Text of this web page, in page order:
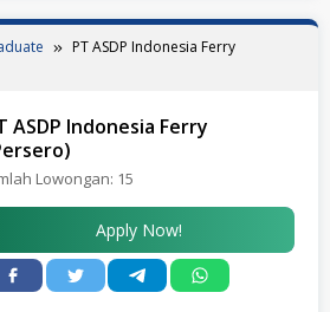
PT ASDP Indonesia Ferry
ASDP Indonesia Ferry
Lowongan: 15
Apply Now!